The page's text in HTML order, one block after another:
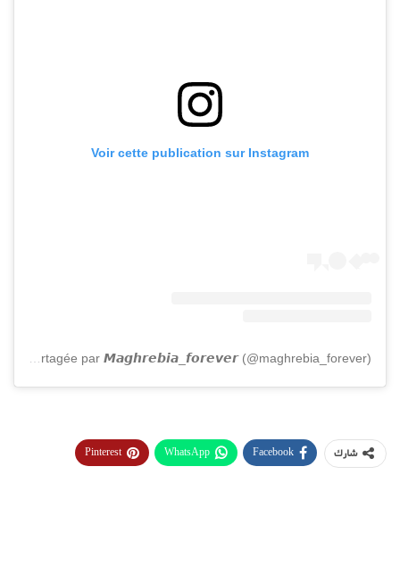
Voir cette publication sur Instagram
شارك Facebook
WhatsApp
Pinterest